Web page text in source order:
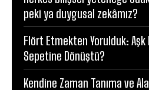
peki ya duygusal zekâmız?
Flört Etmekten Yorulduk: Aşk
Sepetine Dönüştü?
Kendine Zaman Tanıma ve